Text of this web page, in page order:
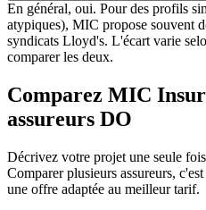
En général, oui. Pour des profils
atypiques), MIC propose souvent
syndicats Lloyd's. L'écart varie
comparer les deux.
Comparez MIC
assureurs DO
Décrivez votre projet une seule
Comparer plusieurs assureurs,
une offre adaptée au meilleur tarif.